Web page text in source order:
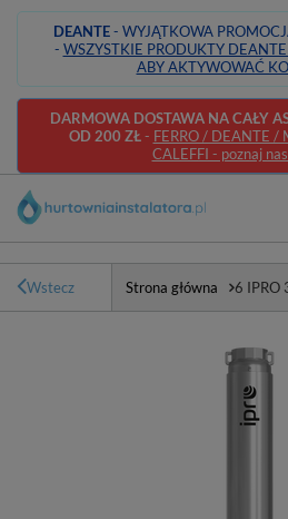
DEANTE- WYJĄTKOWA
- WSZYSTKIE PRODUKTY
ABY AKTYWOWAĆ
DARMOWA DOSTAWA NA CAŁY
OD 200 ZŁ- FERRO / DEANTE /
CALEFFI - poznaj
Wstecz Strona główna 6 IPRO